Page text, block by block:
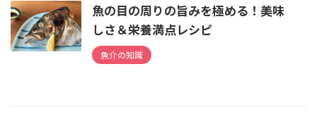
魚の目の周りの旨みを極める！美味
しさ＆栄養満点レシピ
魚介の知識